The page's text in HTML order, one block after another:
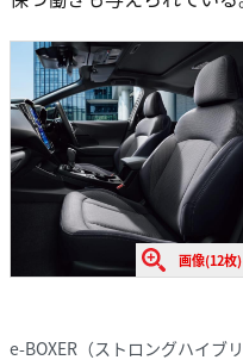
画像(12枚)
e-BOXER（ストロングハイブ